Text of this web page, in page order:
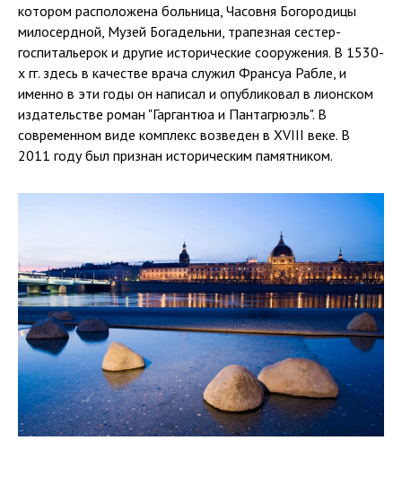
котором расположена больница, Часовня Богородицы
милосердной, Музей Богадельни, трапезная сестер-
госпитальерок и другие исторические сооружения. В 1530-
х гг. здесь в качестве врача служил Франсуа Рабле, и
именно в эти годы он написал и опубликовал в лионском
издательстве роман "Гаргантюа и Пантагрюэль". В
современном виде комплекс возведен в XVIII веке. В
2011 году был признан историческим памятником.